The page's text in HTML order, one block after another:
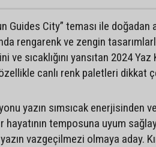
Guides City” teması ile doğadan
rengarenk ve zengin
ve sıcaklığını yansıtan 2024
canlı renk paletleri dikkat
yazın sımsıcak enerjisinden
hayatının temposuna uyum
vazgeçilmezi olmaya aday.